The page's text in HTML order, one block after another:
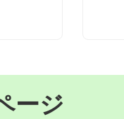
ージ